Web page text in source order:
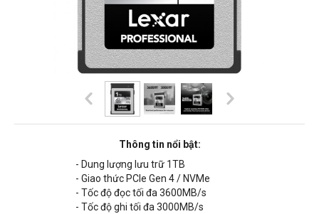
Thông tin nổi bật:
- Dung lượng lưu trữ 1TB
- Giao thức PCIe Gen 4 / NVMe
- Tốc độ đọc tối đa 3600MB/s
- Tốc độ ghi tối đa 3000MB/s